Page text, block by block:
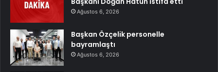
Ağustos 6, 2026
Başkan Özçelik personelle
bayramlaştı
Ağustos 6, 2026